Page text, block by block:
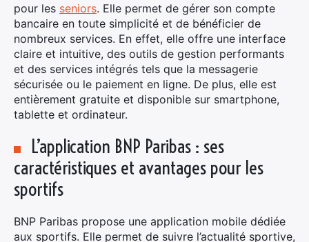
pour les seniors. Elle permet de gérer son compte
bancaire en toute simplicité et de bénéficier de
nombreux services. En effet, elle offre une interface
claire et intuitive, des outils de gestion performants
et des services intégrés tels que la messagerie
sécurisée ou le paiement en ligne. De plus, elle est
entièrement gratuite et disponible sur smartphone,
tablette et ordinateur.
L’application BNP Paribas : ses
caractéristiques et avantages pour les
sportifs
BNP Paribas propose une application mobile dédiée
aux sportifs. Elle permet de suivre l’actualité sportive,